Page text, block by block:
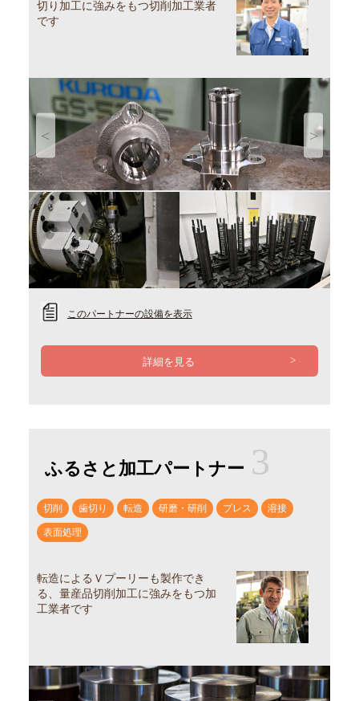
切り加工に強みをもつ切削加工業者
です
Previous Next
このパートナーの設備を表示
詳細を見る
ふるさと加工パートナー 3
切削 歯切り 転造 研磨・研削 プレス 溶接
表面処理
転造によるＶプーリーも製作でき
る、量産品切削加工に強みをもつ加
工業者です